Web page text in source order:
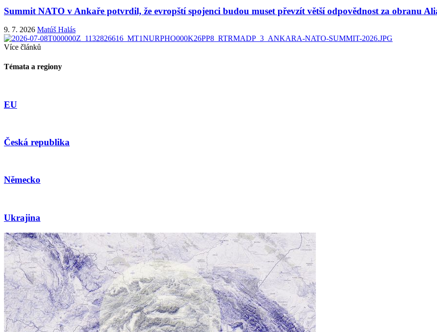
Summit NATO v Ankaře potvrdil, že evropští spojenci budou muset převzít větší odpovědnost za obranu
9. 7. 2026 Matúš Halás
Více článků
Témata a regiony
EU
Česká republika
Německo
Ukrajina